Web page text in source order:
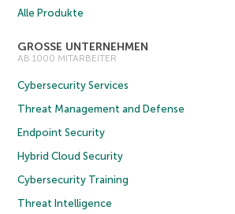
Alle Produkte
GROSSE UNTERNEHMEN
AB 1000 MITARBEITER
Cybersecurity Services
Threat Management and Defense
Endpoint Security
Hybrid Cloud Security
Cybersecurity Training
Threat Intelligence